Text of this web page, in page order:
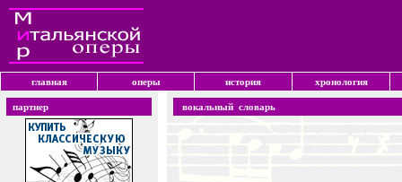
главная оперы история хронология
партнер вокальный словарь